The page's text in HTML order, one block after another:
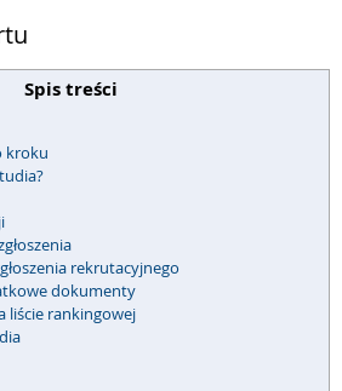
Spis treści
kroku
rekrutacyjnego
dokumenty
liście rankingowej